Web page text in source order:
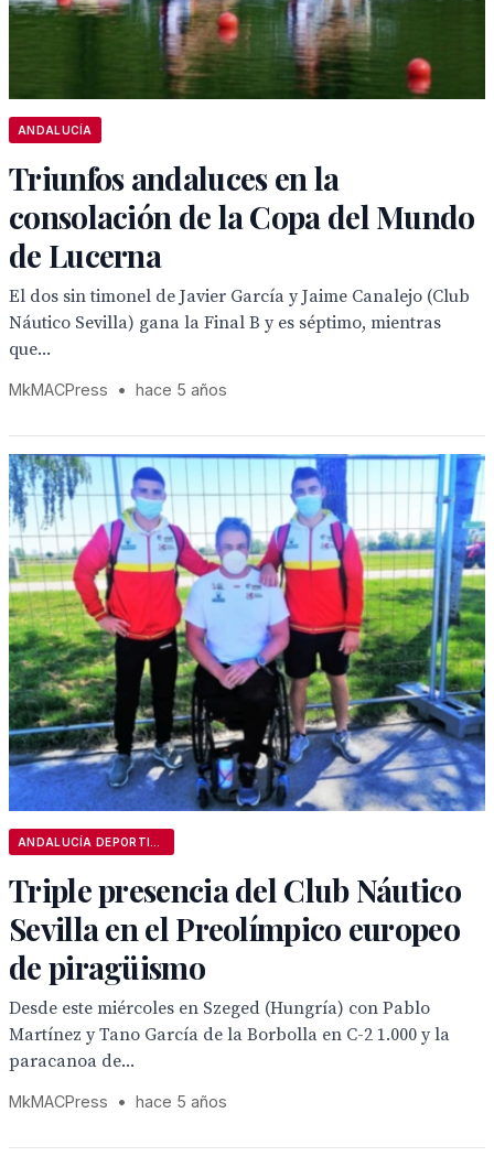
ANDALUCÍA
Triunfos andaluces en la
consolación de la Copa del Mundo
de Lucerna
El dos sin timonel de Javier García y Jaime Canalejo (Club
Náutico Sevilla) gana la Final B y es séptimo, mientras
que...
MkMACPress • hace 5 años
Triple presencia del Club Náutico
Sevilla en el Preolímpico europeo
de piragüismo
Desde este miércoles en Szeged (Hungría) con Pablo
Martínez y Tano García de la Borbolla en C-2 1.000 y la
paracanoa de...
MkMACPress • hace 5 años